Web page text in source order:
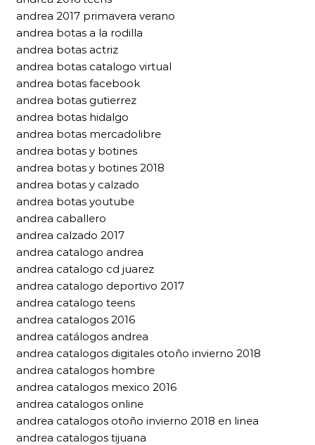
andrea 2017 primavera verano
andrea botas a la rodilla
andrea botas actriz
andrea botas catalogo virtual
andrea botas facebook
andrea botas gutierrez
andrea botas hidalgo
andrea botas mercadolibre
andrea botas y botines
andrea botas y botines 2018
andrea botas y calzado
andrea botas youtube
andrea caballero
andrea calzado 2017
andrea catalogo andrea
andrea catalogo cd juarez
andrea catalogo deportivo 2017
andrea catalogo teens
andrea catalogos 2016
andrea catálogos andrea
andrea catalogos digitales otoño invierno 2018
andrea catalogos hombre
andrea catalogos mexico 2016
andrea catalogos online
andrea catalogos otoño invierno 2018 en linea
andrea catalogos tijuana